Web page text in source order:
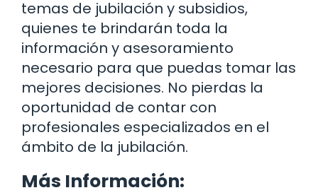
temas de jubilación y subsidios,
quienes te brindarán toda la
información y asesoramiento
necesario para que puedas tomar las
mejores decisiones. No pierdas la
oportunidad de contar con
profesionales especializados en el
ámbito de la jubilación.
Más Información: